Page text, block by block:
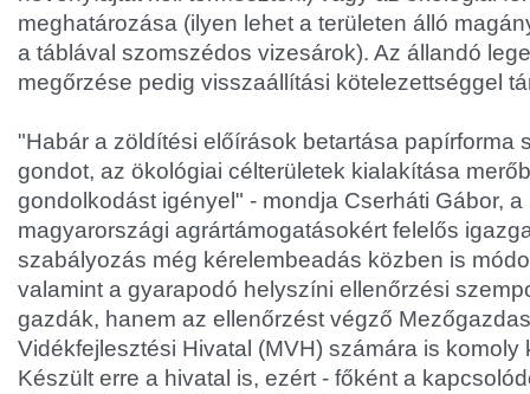
meghatározása (ilyen lehet a területen álló
a táblával szomszédos vizesárok). Az állandó
megőrzése pedig visszaállítási kötelezettséggel
"Habár a zöldítési előírások betartása papírforma
gondot, az ökológiai célterületek kialakítása
gondolkodást igényel" - mondja Cserháti Gábor, a
magyarországi agrártámogatásokért felelős
szabályozás még kérelembeadás közben is
valamint a gyarapodó helyszíni ellenőrzési
gazdák, hanem az ellenőrzést végző
Vidékfejlesztési Hivatal (MVH) számára is komoly
Készült erre a hivatal is, ezért - főként a